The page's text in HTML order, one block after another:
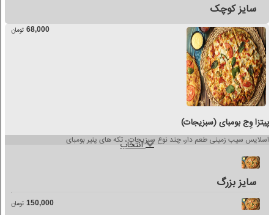
سایز کوچک
68,000 تومان
پیتزا وِج بومبای (سبزیجات)
اسلایس سیب زمینی طعم دار، چند نوع سبزیجات ، تکه های پنیر بومبای
انتخاب
سایز بزرگ
150,000 تومان